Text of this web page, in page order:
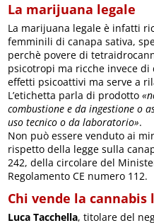
La marijuana legale
La marijuana legale è infatti
femminili di canapa sativa,
perchè povere di
psicotropi ma ricche invece
effetti psicoattivi ma serve a
L’etichetta parla di prodotto
combustione e da ingestione o
uso tecnico o da laboratorio».
Non può essere venduto ai
rispetto della legge sulla
242, della circolare del
Regolamento CE numero 112.
Chi vende la cannabis
Luca Tacchella, titolare del